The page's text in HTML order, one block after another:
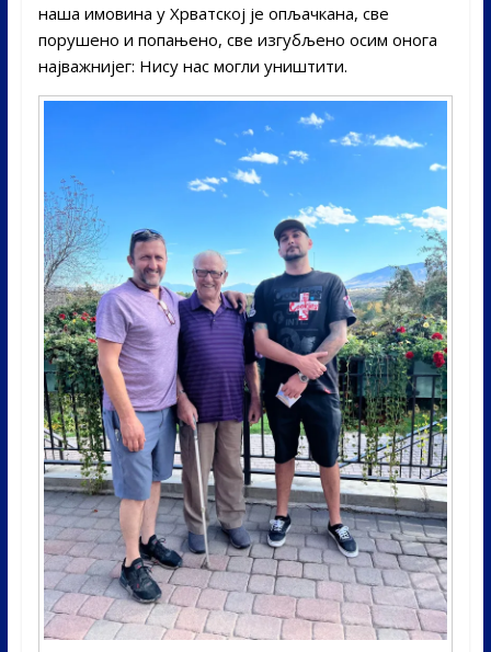
наша имовина у Хрватској је опљачкана, све
порушено и попањено, све изгубљено осим онога
најважнијег: Нису нас могли уништити.